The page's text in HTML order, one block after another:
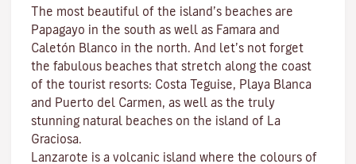
The most beautiful of the island’s beaches are
Papagayo in the south as well as Famara and
Caletón Blanco in the north. And let’s not forget
the fabulous beaches that stretch along the coast
of the tourist resorts: Costa Teguise, Playa Blanca
and Puerto del Carmen, as well as the truly
stunning natural beaches on the island of La
Graciosa.
Lanzarote is a volcanic island where the colours of